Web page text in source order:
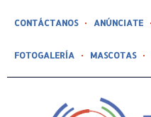
CONTÁCTANOS ANÚNCIATE
FOTOGALERÍA MASCOTAS